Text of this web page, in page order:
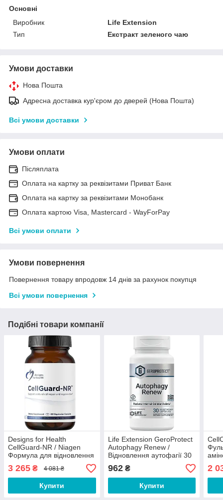
Основні
Виробник
Life Extension
Тип
Екстракт зеленого чаю
Умови доставки
Нова Пошта
Адресна доставка кур'єром до дверей (Нова Пошта)
Всі умови доставки
Умови оплати
Післяплата
Оплата на картку за реквізитами Приват Банк
Оплата на картку за реквізитами Монобанк
Оплата картою Visa, Mastercard - WayForPay
Всі умови оплати
Умови повернення
Повернення товару впродовж 14 днів за рахунок покупця
Всі умови повернення
Подібні товари компанії
Designs for Health
CellGuard-NR / Niagen
Формула для відновлення
клітин та здорового
старіння 60 капcул Термін
30/11/2026
3 265 ₴ 4 081 ₴
Купити
Life Extension GeroProtect
Autophagy Renew /
Відновлення аутофагії 30
капсул
962₴
Купити
2